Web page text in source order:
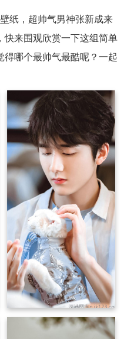
纸，超帅气男神张新成来
快来围观欣赏一下这组简单
得哪个最帅气最酷呢？一起